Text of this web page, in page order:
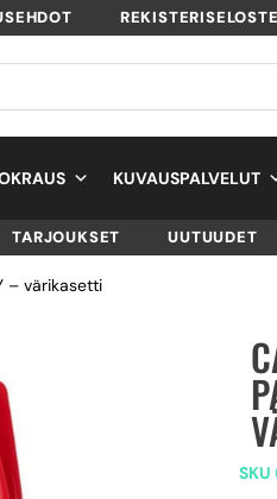
REKISTERISELOSTE
KUVAUSPALVELUT
TARJOUKSET UUTUUDET
– värikasetti
SKU